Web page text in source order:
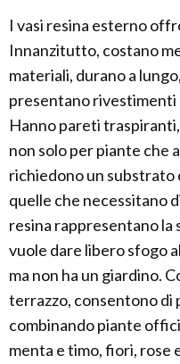
I vasi resina esterno
Innanzitutto, costano
materiali, durano a
presentano rivestimenti
Hanno pareti
non solo per piante che
richiedono un substrato
quelle che necessitano
resina rappresentano la
vuole dare libero sfogo
ma non ha un giardino.
terrazzo, consentono di
combinando piante
menta e timo, fiori, rose